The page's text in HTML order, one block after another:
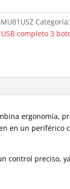
Categoría:
completo 3
ergonomía,
en un periférico
control preciso,